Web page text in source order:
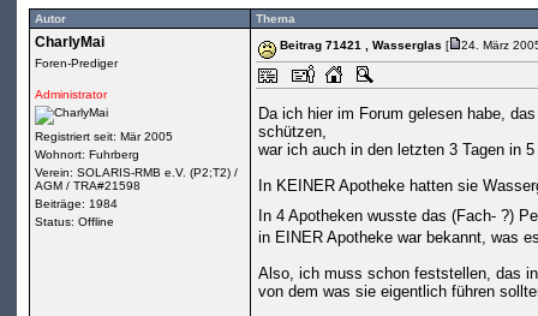
Autor Thema
CharlyMai
Foren-Prediger
Administrator
Registriert seit: Mär 2005
Wohnort: Fuhrberg
Verein: SOLARIS-RMB e.V. (P2;T2) /
AGM / TRA#21598
Beiträge: 1984
Status: Offline
Beitrag 71421 , Wasserglas [ 24. März
Da ich hier im Forum gelesen habe,
schützen,
war ich auch in den letzten 3 Tagen in
In KEINER Apotheke hatten sie
In 4 Apotheken wusste das (Fach- ?)
in EINER Apotheke war bekannt, was
Also, ich muss schon feststellen, das
von dem was sie eigentlich führen